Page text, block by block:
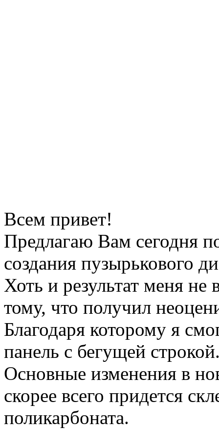
Всем привет!
Предлагаю Вам сегодня
создания пузырькового
Хоть и результат меня не
тому, что получил
Благодаря которому я
панель с бегущей
Основные изменения в
скорее всего придется
поликарбоната.